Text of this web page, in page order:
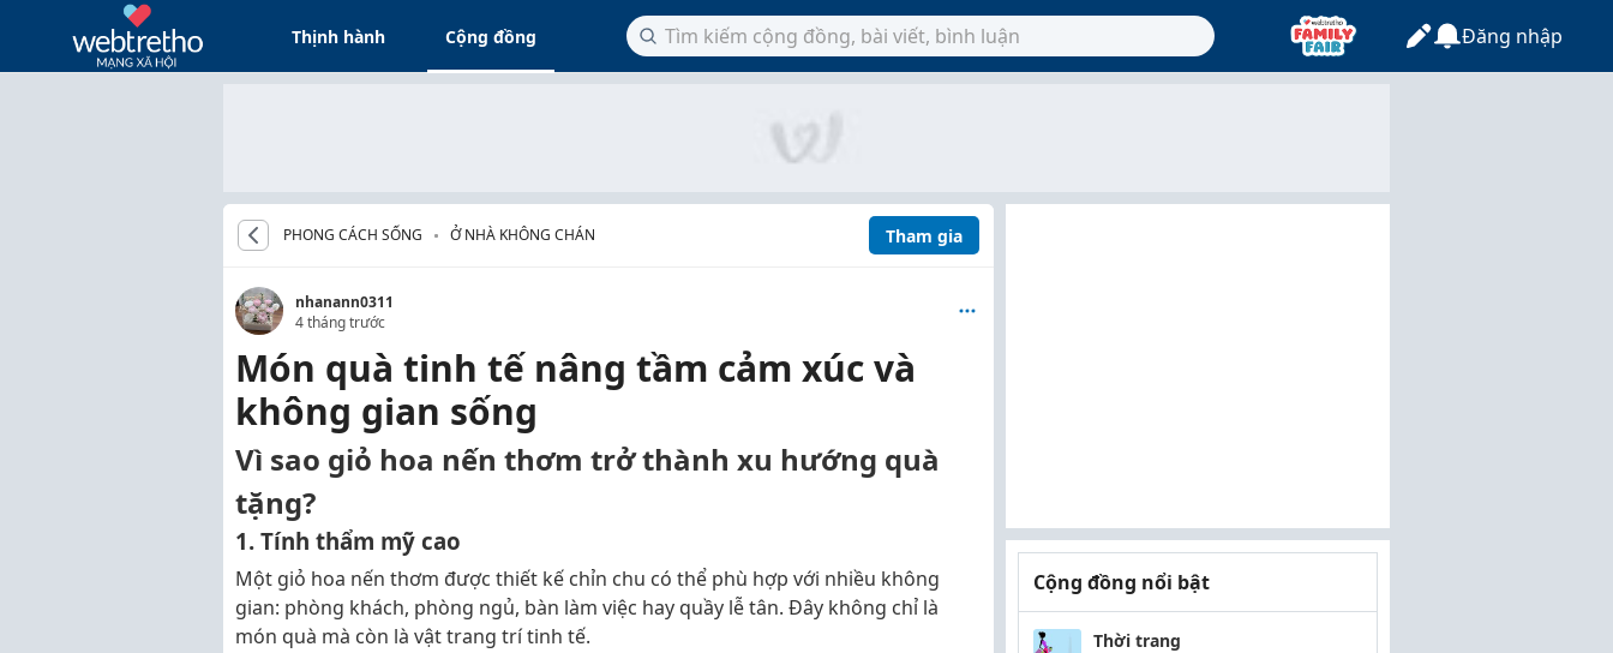
Thịnh hành Cộng đồng Đăng nhập
PHONG CÁCH SỐNG Ở NHÀ KHÔNG CHÁN Tham gia
nhanann0311
4 tháng trước
Món quà tinh tế nâng tầm cảm xúc và
không gian sống
Vì sao giỏ hoa nến thơm trở thành xu hướng quà
tặng?
1. Tính thẩm mỹ cao
Một giỏ hoa nến thơm được thiết kế chỉn chu có thể phù hợp với nhiều không
gian: phòng khách, phòng ngủ, bàn làm việc hay quầy lễ tân. Đây không chỉ là
món quà mà còn là vật trang trí tinh tế.
Cộng đồng nổi bật
Thời trang